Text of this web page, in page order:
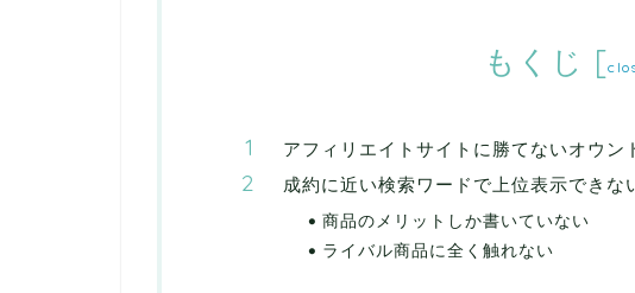
もくじ [
アフィリエイトサイトに勝てないオウン
成約に近い検索ワードで上位表示できな
商品のメリットしか書いていない
ライバル商品に全く触れない